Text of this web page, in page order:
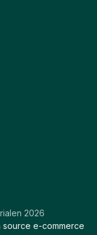
2026
source e-commerce